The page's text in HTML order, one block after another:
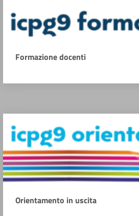
Formazione docenti
Orientamento in uscita